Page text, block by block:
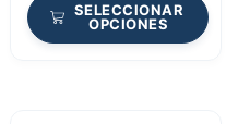
SELECCIONAR
OPCIONES